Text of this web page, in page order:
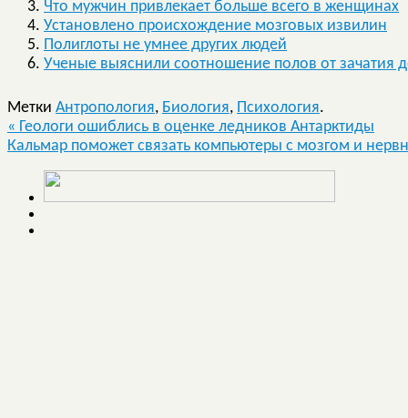
Что мужчин привлекает больше всего в женщинах
Установлено происхождение мозговых извилин
Полиглоты не умнее других людей
Ученые выяснили соотношение полов от зачатия
Метки Антропология, Биология, Психология.
« Геологи ошиблись в оценке ледников Антарктиды
Кальмар поможет связать компьютеры с мозгом и